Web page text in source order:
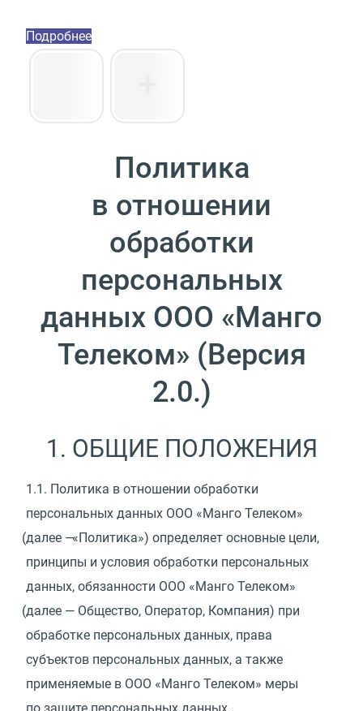
Подробнее
Политика
в отношении
обработки
персональных
данных ООО «Манго
Телеком» (Версия
2.0.)
1. ОБЩИЕ ПОЛОЖЕНИЯ
1.1. Политика в отношении обработки
персональных данных ООО «Манго Телеком»
(далее —
« Политика») определяет основные цели,
принципы и условия обработки персональных
данных, обязанности ООО «Манго Телеком»
(далее — Общество, Оператор, Компания) при
обработке персональных данных, права
субъектов персональных данных, а также
применяемые в ООО «Манго Телеком» меры